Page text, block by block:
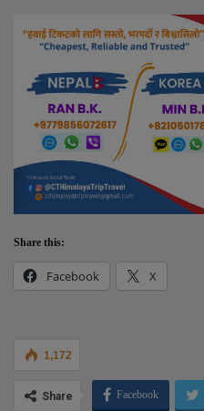
Share this:
Facebook X
1,172
Share Facebook